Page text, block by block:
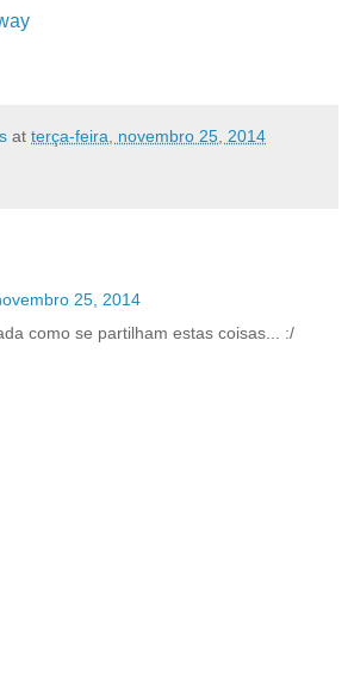
at terça-feira, novembro 25, 2014
25, 2014
como se partilham estas coisas... :/